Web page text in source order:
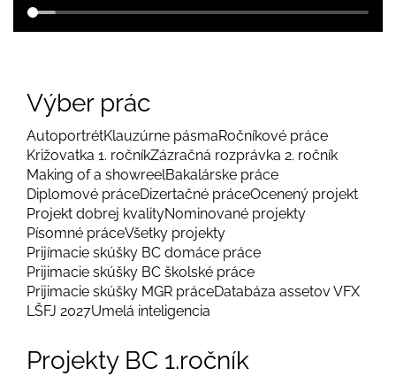
Výber prác
AutoportrétKlauzúrne pásmaRočníkové práce
Križovatka 1. ročníkZázračná rozprávka 2. ročník
Making of a showreelBakalárske práce
Diplomové práceDizertačné práceOcenený projekt
Projekt dobrej kvalityNominované projekty
Písomné práceVšetky projekty
Prijímacie skúšky BC domáce práce
Prijimacie skúšky BC školské práce
Prijimacie skúšky MGR práceDatabáza assetov VFX
LŠFJ 2027Umelá inteligencia
Projekty BC 1.ročník